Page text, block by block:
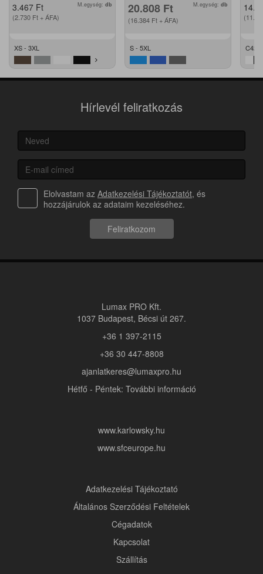
3.467 Ft
(2.730 Ft + ÁFA)
M.egység: db
XS - 3XL
20.808 Ft
(16.384 Ft + ÁFA)
M.egység: db
S - 5XL C42 -
Hírlevél feliratkozás
Elolvastam az Adatkezelési Tájékoztatót, és
hozzájárulok az adataim kezeléséhez.
Feliratkozom
Lumax PRO Kft.
1037 Budapest, Bécsi út 267.
+36 1 397-2115
+36 30 447-8808
ajanlatkeres@lumaxpro.hu
Hétfő - Péntek: További információ
www.karlowsky.hu
www.sfceurope.hu
Adatkezelési Tájékoztató
Általános Szerződési Feltételek
Cégadatok
Kapcsolat
Szállítás